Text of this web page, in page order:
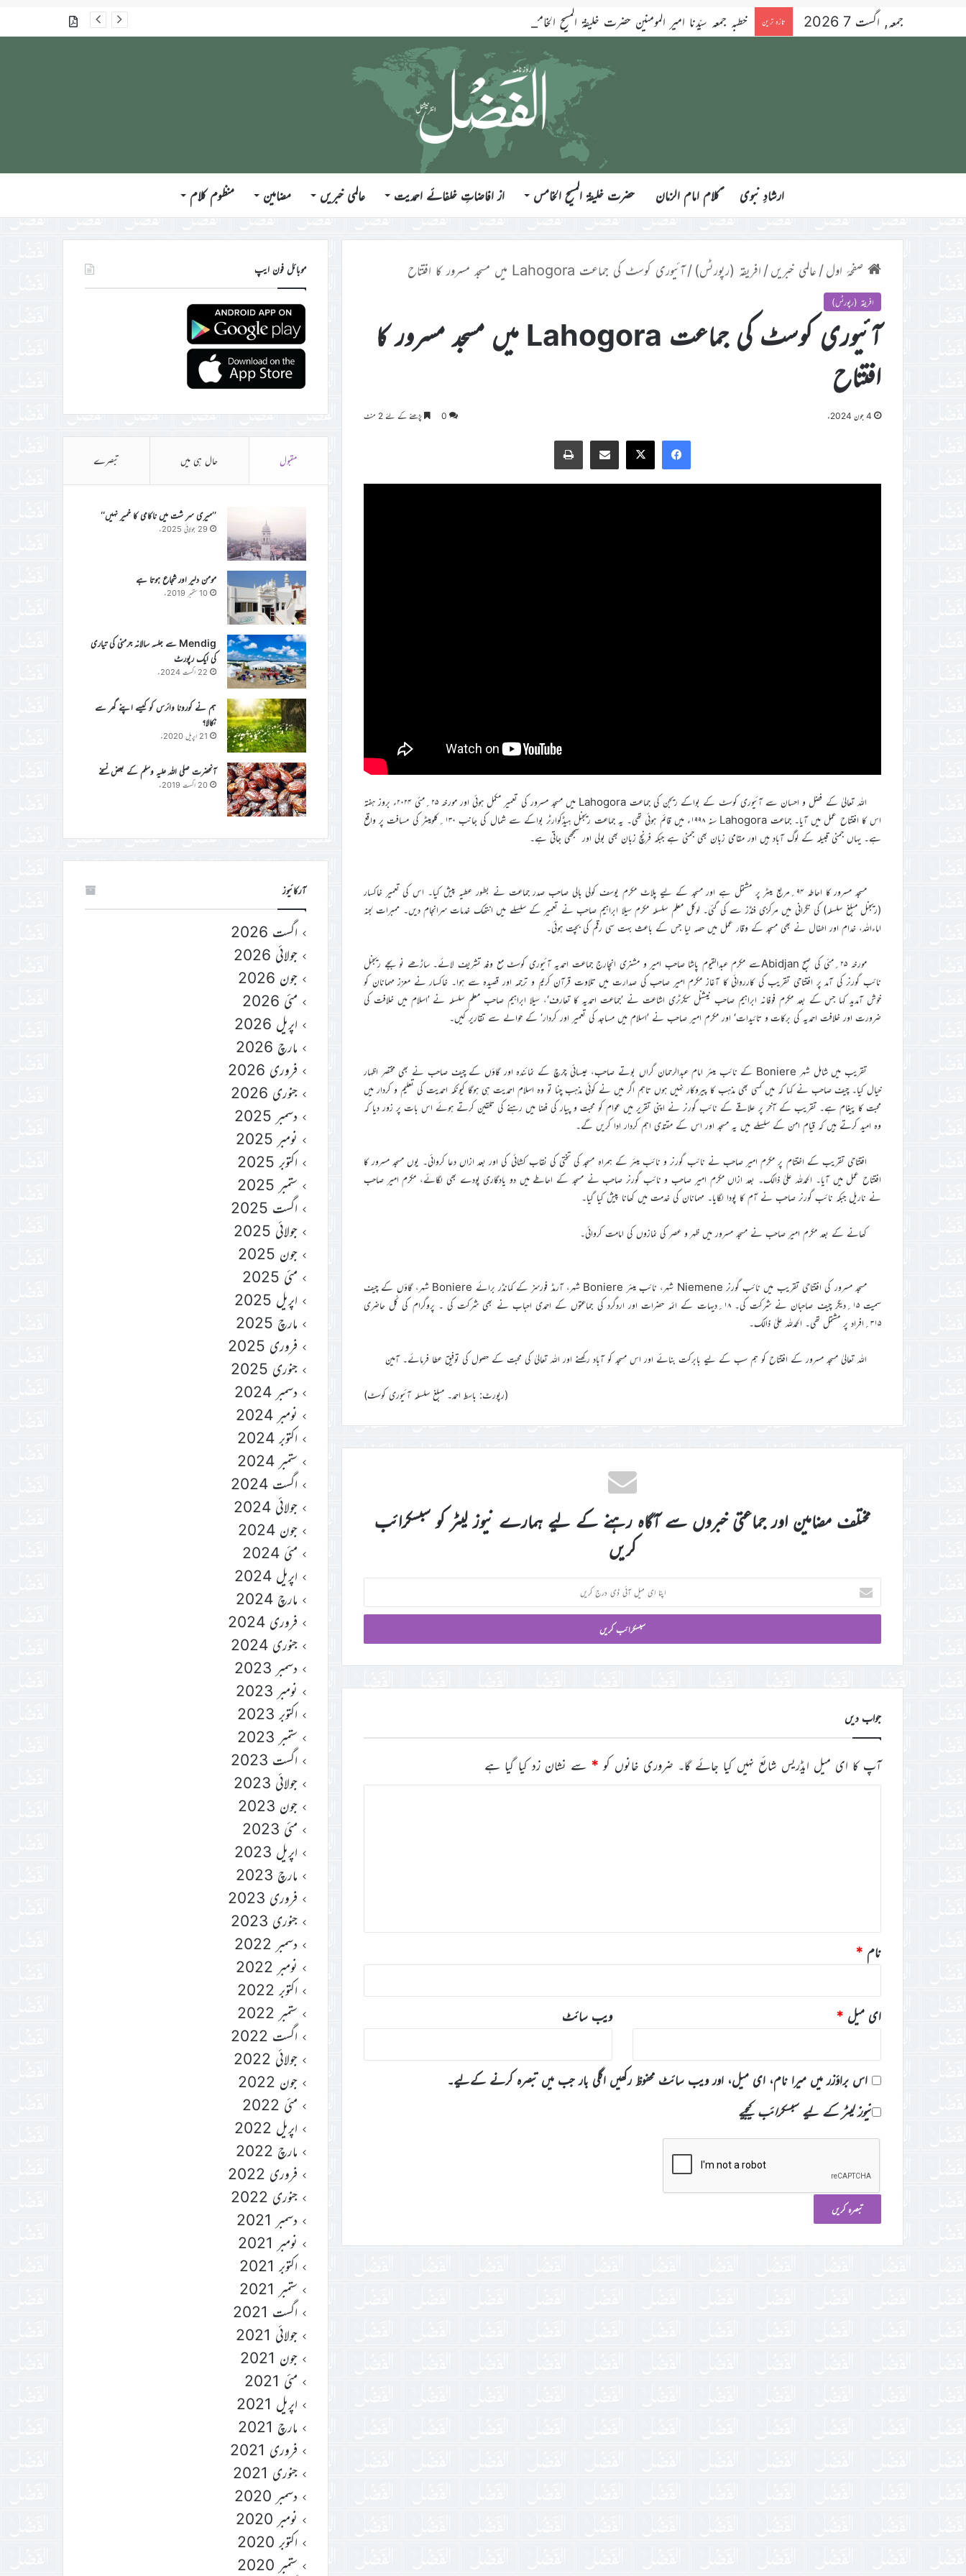
جمعہ, اگست 7 2026 تازہ ترین خطبہ جمعہ سیّدنا امیر المومنین حضرت خلیفۃ المسیح الخامس ایّدہ اللہ تعالیٰ بنصرہ العزیز فرمودہ 17؍جولائی 2026ء گذشتہ شمارے
ارشادِ نبوی ؑکلام امام الزمان حضرت خلیفۃ المسیح الخامس از افاضاتِ خلفائے احمدیت عالمی خبریں مضامین منظوم کلام
صفحۂ اول/ عالمی خبریں/ افریقہ (رپورٹس) /آئیوری کوسٹ کی جماعت Lahogora میں مسجد مسرور کا افتتاح
افریقہ (رپورٹس)
آئیوری کوسٹ کی جماعت Lahogora میں مسجد مسرور کا
افتتاح
4 جون 2024ء 0 پڑھنے کے لئے 2 منٹ
Facebook
X
Share via Email
Print
اللہ تعالیٰ کے فضل و احسان سے آئیوری کوسٹ کے بواکے ریجن کی جماعت Lahogora میں مسجد مسرور کی تعمیر مکمل ہوئی اور مورخہ ۲۵؍مئی ۲۰۲۴ء بروز ہفتہ
اس کا افتتاح عمل میں آیا۔ جماعت Lahogora سنہ ۱۹۹۸ء میں قائم ہوئی تھی۔ یہ جماعت ریجنل ہیڈکوارٹر بواکے سے شمال کی جانب ۱۳۰؍کلومیٹر کی مسافت پر واقع
ہے۔ یہاں جمنی قبیلہ کے لوگ آباد ہیں اور مقامی زبان بھی جمنی ہے جبکہ فرنچ زبان بھی بولی اور سمجھی جاتی ہے۔
مسجد مسرور کا احاطہ ۹۴؍مربع میٹر پر مشتمل ہے اور مسجد کے لیے پلاٹ مکرم یوسف کولی بالی صاحب صدر جماعت نے بطور عطیہ پیش کیا۔ اس کی تعمیر خاکسار
(ریجنل مبلغ سلسلہ) کی نگرانی میں مرکزی فنڈز سے کی گئی۔ لوکل معلم سلسلہ مکرم سیلا ابراہیم صاحب نے تعمیر کے سلسلے میں انتھک خدمات سرانجام دیں۔ ممبرات لجنہ
اماءاللہ، خدام اور اطفال نے بھی مسجد کے وقار عمل میں حصہ لیا جس کے باعث بہت سی رقم کی بچت ہوئی۔
مورخہ ۲۵؍مئی کی صبح Abidjanسے مکرم عبدالقیوم پاشا صاحب امیر و مشنری انچارج جماعت احمدیہ آئیوری کوسٹ مع وفد تشریف لائے۔ ساڑھے نو بجے ریجنل
نائب گورنر کی آمد پر افتتاحی تقریب کی کارروائی کا آغاز مکرم امیر صاحب کی صدارت میں تلاوت قرآن کریم و ترجمہ اور قصیدہ سے ہوا۔ خاکسار نے معزز مہمانان کو
خوش آمدید کہا جس کے بعد مکرم فوفانہ ابراہیم صاحب نیشنل سیکرٹری اشاعت نے ’جماعت احمدیہ کا تعارف‘، سیلا ابراہیم صاحب معلم سلسلہ نے ’اسلام میں خلافت کی
ضرورت اور خلافت احمدیہ کی برکات و تائیدات‘ اور مکرم امیر صاحب نے ’اسلام میں مساجد کی تعمیر اور کردار‘ کے حوالے سے تقاریر کیں۔
تقریب میں شامل شہر Boniere کے نائب میئر امام عبدالرحمان گراں بوتے صاحب، عیسائی چرچ کے نمائندہ اور گاؤں کے چیف صاحب نے بھی مختصر اظہار
خیال کیا۔ چیف صاحب نے کہا کہ میں کسی بھی مذہب کا پیروکار نہیں ہوں تاہم اگر میں نے کوئی مذہب چنا تو وہ اسلام احمدیت ہی ہوگا کیونکہ احمدیت کی تعلیم و کردار میں
محبت کا پیغام ہے۔ تقریب کے آخر پر علاقے کے نائب گورنر نے اپنی تقریر میں عوام کو محبت و پیار کی فضا میں رہنے کی تلقین کرتے ہوئے اس بات پر زور دیا کہ
وہ امید کرتے ہیں کہ قیام امن کے سلسلے میں یہ مسجد اور اس کے مقتدی اہم کردار ادا کریں گے۔
افتتاحی تقریب کے اختتام پر مکرم امیر صاحب نے نائب گورنر و نائب میئر کے ہمراہ مسجد کی تختی کی نقاب کشائی کی اور بعد ازاں دعا کروائی۔ یوں مسجد مسرور کا
افتتاح عمل میں آیا۔ الحمدللہ علیٰ ذالک۔ بعد ازاں مکرم امیر صاحب و نائب گورنر صاحب نے مسجد کے احاطے میں دو یادگاری پودے بھی لگائے، مکرم امیر صاحب
نے ناریل جبکہ نائب گورنر صاحب نے آم کا پودا لگایا۔ مہمانان کی خدمت میں کھانا پیش کیا گیا۔
کھانے کے بعد مکرم امیر صاحب نے مسجد مسرور میں ظہر و عصر کی نمازوں کی امامت کروائی۔
مسجد مسرور کی افتتاحی تقریب میں نائب گورنر Niemene شہر، نائب میئر Boniere شہر، آرمڈ فورسز کے کمانڈر برائے Boniere شہر، گاؤں کے چیف
سمیت ۱۵؍دیگر چیف صاحبان نے شرکت کی۔ ۱۸؍دیہات کے ائمہ حضرات اور اردگرد کی جماعتوں کے احمدی احباب نے بھی شرکت کی ۔ پروگرام کی کُل حاضری
۳۱۵؍افراد پر مشتمل تھی۔ الحمدللہ علیٰ ذالک۔
اللہ تعالیٰ مسجد مسرور کے افتتاح کو ہم سب کے لیے بابرکت بنائے اور اس مسجد کو آباد رکھنے اور اللہ تعالیٰ کی محبت کے حصول کی توفیق عطا فرمائے۔ آمین
(رپورٹ: باسط احمد۔ مبلغ سلسلہ آئیوری کوسٹ)
مختلف مضامین اور جماعتی خبروں سے آگاہ رہنے کے لیے ہمارے نیوز لیٹر کو سبسکرائب
کریں
اپنا
ای
میل
ڈی
جواب دیں
آپ کا ای میل ایڈریس شائع نہیں کیا جائے گا۔ ضروری خانوں کو * سے نشان زد کیا گیا ہے
نام *
ای میل * ویب‌ سائٹ
اس براؤزر میں میرا نام، ای میل، اور ویب سائٹ محفوظ رکھیں اگلی بار جب میں تبصرہ کرنے کےلیے۔
نیوز لیٹر کے لیے سبسکرائب کیجیے
موبائل فون ایپ
مقبول حال ہی میں تبصرے
’’میری سر شت میں ناکامی کا خمیر نہیں‘‘
29 جولائی 2025ء
مومن دلیر اور شجاع ہوتا ہے
10 ستمبر 2019ء
Mendig سے جلسہ سالانہ جرمنی کی تیاری
کی ایک رپورٹ
22 اگست 2024ء
ہم نے کورونا وائرس کو کیسے اپنے گھر سے
نکالا؟
21 اپریل 2020ء
آنحضرت صلی اللہ علیہ وسلم کے بعض نسخے
20 اگست 2019ء
آرکائیوز
اگست 2026
جولائی 2026
جون 2026
مئی 2026
اپریل 2026
مارچ 2026
فروری 2026
جنوری 2026
دسمبر 2025
نومبر 2025
اکتوبر 2025
ستمبر 2025
اگست 2025
جولائی 2025
جون 2025
مئی 2025
اپریل 2025
مارچ 2025
فروری 2025
جنوری 2025
دسمبر 2024
نومبر 2024
اکتوبر 2024
ستمبر 2024
اگست 2024
جولائی 2024
جون 2024
مئی 2024
اپریل 2024
مارچ 2024
فروری 2024
جنوری 2024
دسمبر 2023
نومبر 2023
اکتوبر 2023
ستمبر 2023
اگست 2023
جولائی 2023
جون 2023
مئی 2023
اپریل 2023
مارچ 2023
فروری 2023
جنوری 2023
دسمبر 2022
نومبر 2022
اکتوبر 2022
ستمبر 2022
اگست 2022
جولائی 2022
جون 2022
مئی 2022
اپریل 2022
مارچ 2022
فروری 2022
جنوری 2022
دسمبر 2021
نومبر 2021
اکتوبر 2021
ستمبر 2021
اگست 2021
جولائی 2021
جون 2021
مئی 2021
اپریل 2021
مارچ 2021
فروری 2021
جنوری 2021
دسمبر 2020
نومبر 2020
اکتوبر 2020
ستمبر 2020